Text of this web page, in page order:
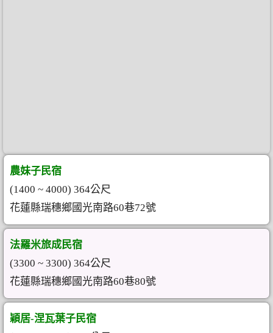
農妹子民宿
(1400 ~ 4000) 364公尺
花蓮縣瑞穗鄉國光南路60巷72號
法羅米旅成民宿
(3300 ~ 3300) 364公尺
花蓮縣瑞穗鄉國光南路60巷80號
穎居-涅瓦葉子民宿